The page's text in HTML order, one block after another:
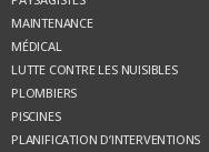
MAINTENANCE
MÉDICAL
LUTTE CONTRE LES NUISIBLES
PLOMBIERS
PISCINES
PLANIFICATION D’INTERVENTIONS